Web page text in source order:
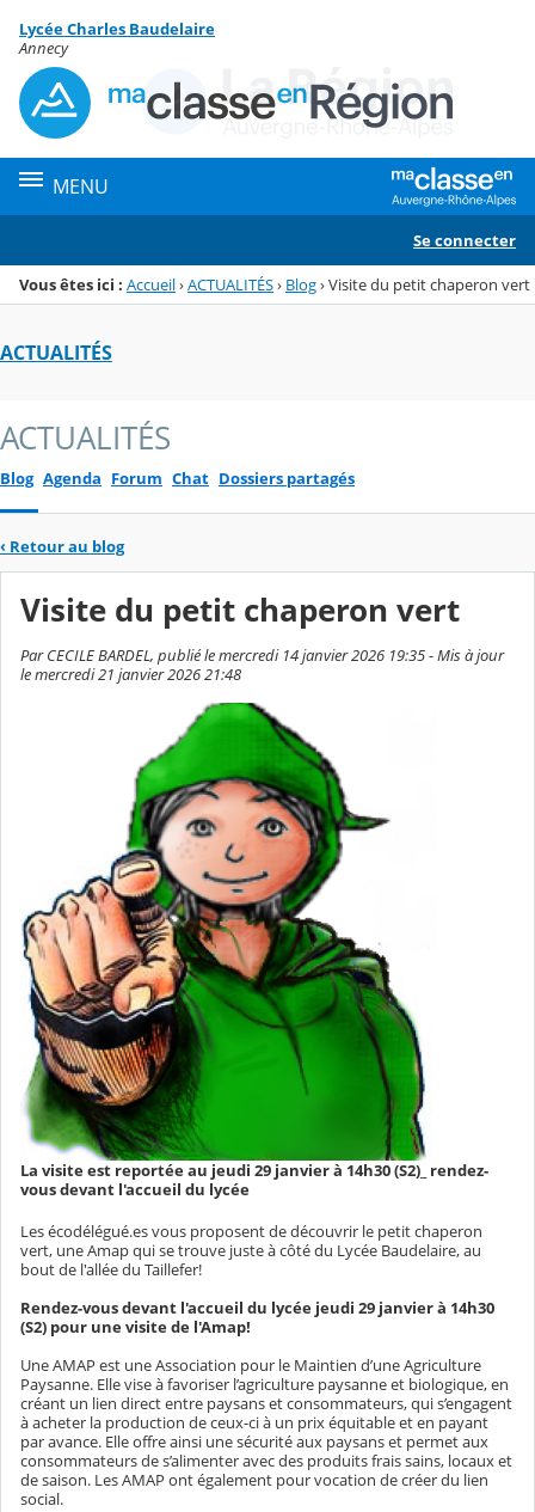
Menu de la rubrique
Contenu
Lycée Charles Baudelaire
Annecy
MENU
Se connecter
Vous êtes ici : Accueil›ACTUALITÉS› Blog›Visite du petit chaperon vert
ACTUALITÉS
ACTUALITÉS
Blog Agenda Forum Chat Dossiers partagés
‹ Retour au blog
Visite du petit chaperon vert
Par CECILE BARDEL, publié le mercredi 14 janvier 2026 19:35 - Mis à jour
le mercredi 21 janvier 2026 21:48
La visite est reportée au jeudi 29 janvier à 14h30 (S2)_ rendez-
vous devant l'accueil du lycée
Les écodélégué.es vous proposent de découvrir le petit chaperon
vert, une Amap qui se trouve juste à côté du Lycée Baudelaire, au
bout de l'allée du Taillefer!
Rendez-vous devant l'accueil du lycée jeudi 29 janvier à 14h30
(S2) pour une visite de l'Amap!
Une AMAP est uneAssociation pour le Maintien d’une Agriculture
Paysanne. Elle vise à favoriser l’agriculture paysanne et biologique, en
créant un lien direct entre paysans et consommateurs, qui s’engagent
à acheter la production de ceux-ci à un prix équitable et en payant
par avance. Elle offre ainsi une sécurité aux paysans et permet aux
consommateurs de s’alimenter avec des produits frais sains, locaux et
de saison. Les AMAP ont également pour vocation de créer du lien
social.